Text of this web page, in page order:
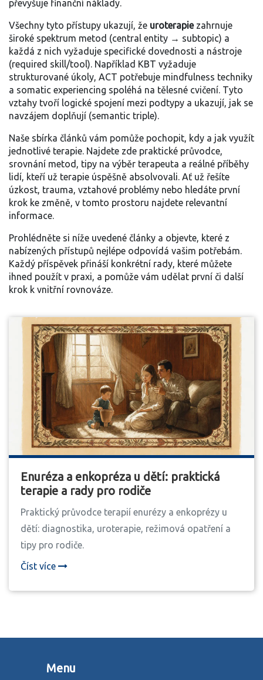
převyšuje finanční náklady.
Všechny tyto přístupy ukazují, že uroterapiezahrnuje
široké spektrum metod (central entity → subtopic) a
každá z nich vyžaduje specifické dovednosti a nástroje
(required skill/tool). Například KBT vyžaduje
strukturované úkoly, ACT potřebuje mindfulness techniky
a somatic experiencing spoléhá na tělesné cvičení. Tyto
vztahy tvoří logické spojení mezi podtypy a ukazují, jak se
navzájem doplňují (semantic triple).
Naše sbírka článků vám pomůže pochopit, kdy a jak využít
jednotlivé terapie. Najdete zde praktické průvodce,
srovnání metod, tipy na výběr terapeuta a reálné příběhy
lidí, kteří už terapie úspěšně absolvovali. Ať už řešíte
úzkost, trauma, vztahové problémy nebo hledáte první
krok ke změně, v tomto prostoru najdete relevantní
informace.
Prohlédněte si níže uvedené články a objevte, které z
nabízených přístupů nejlépe odpovídá vašim potřebám.
Každý příspěvek přináší konkrétní rady, které můžete
ihned použít v praxi, a pomůže vám udělat první či další
krok k vnitřní rovnováze.
Enuréza a enkopréza u dětí: praktická
terapie a rady pro rodiče
Praktický průvodce terapií enurézy a enkoprézy u
dětí: diagnostika, uroterapie, režimová opatření a
tipy pro rodiče.
Číst více
Menu